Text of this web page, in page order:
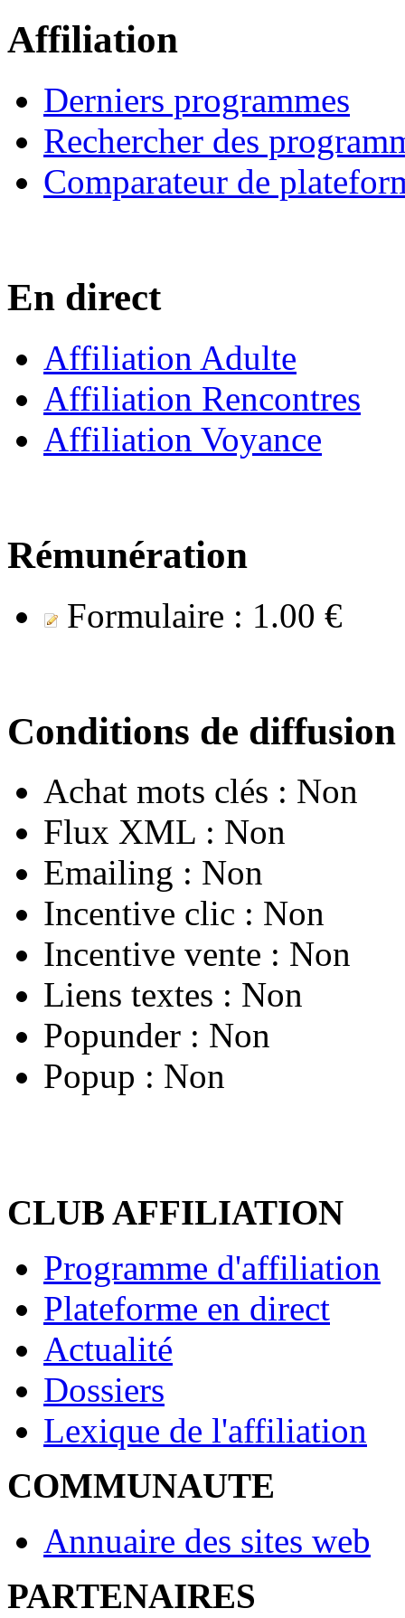
Affiliation
Derniers programmes
Rechercher des
Comparateur de
En direct
Affiliation Adulte
Affiliation Rencontres
Affiliation Voyance
Rémunération
Formulaire : 1.00 €
Conditions de diffusion
Achat mots clés : Non
Flux XML : Non
Emailing : Non
Incentive clic : Non
Incentive vente : Non
Liens textes : Non
Popunder : Non
Popup : Non
CLUB AFFILIATION
Programme d'affiliation
Plateforme en direct
Actualité
Dossiers
Lexique de l'affiliation
COMMUNAUTE
Annuaire des sites web
PARTENAIRES